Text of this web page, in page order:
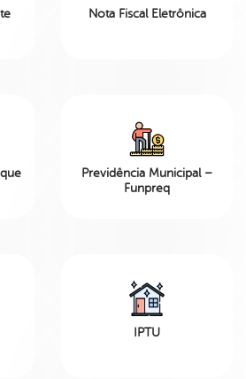
Nota Fiscal Eletrônica
Previdência Municipal –
Funpreq
IPTU